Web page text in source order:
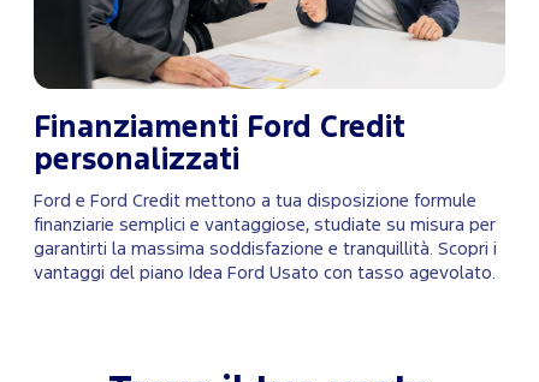
Finanziamenti Ford Credit
personalizzati
Ford e Ford Credit mettono a tua disposizione formule
finanziarie semplici e vantaggiose, studiate su misura per
garantirti la massima soddisfazione e tranquillità. Scopri i
vantaggi del piano Idea Ford Usato con tasso agevolato.